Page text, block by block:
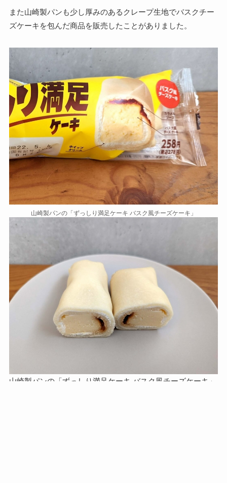
また山崎製パンも少し厚みのあるクレープ生地でバスクチー
ズケーキを包んだ商品を販売したことがありました。
山崎製パンの「ずっしり満足ケーキ バスク風チーズケーキ」
山崎製パンの「ずっしり満足ケーキ バスク風チーズケーキ」